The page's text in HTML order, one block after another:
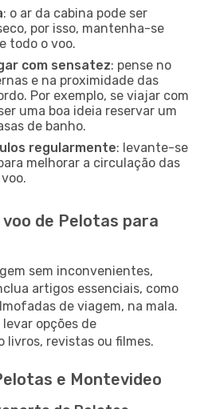
: o ar da cabina pode ser
por isso, mantenha-se
todo o voo.
com sensatez: pense no
e na proximidade das
Por exemplo, se viajar com
uma boa ideia reservar um
de banho.
regularmente: levante-se
melhorar a circulação das
de Pelotas para
sem inconvenientes,
artigos essenciais, como
de viagem, na mala.
opções de
revistas ou filmes.
e Montevideo